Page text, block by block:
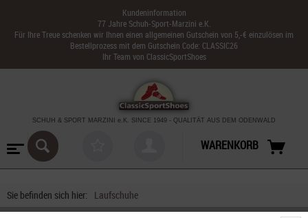
Kundeninformation
77 Jahre Schuh-Sport-Marzini e.K.
Für Ihre Treue schenken wir Ihnen einen allgemeinen Gutschein von 5,-€ einzulösen im
Bestellprozess mit dem Gutschein Code: CLASSIC26
Ihr Team von ClassicSportShoes
SCHUH & SPORT MARZINI e.K. SINCE 1949 - QUALITÄT AUS DEM ODENWALD
WARENKORB
Sie befinden sich hier: Laufschuhe